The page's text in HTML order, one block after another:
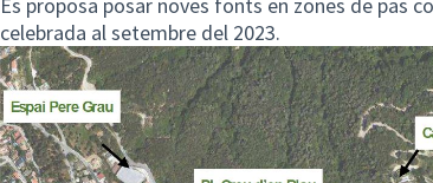
celebrada al setembre del 2023.